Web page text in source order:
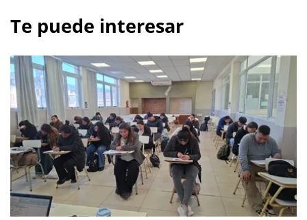
Te puede interesar